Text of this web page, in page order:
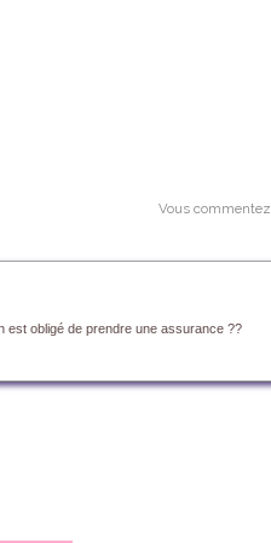
Vous commentez
est obligé de prendre une assurance ??